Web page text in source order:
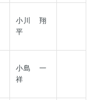
小川 翔
平
小島 一
祥